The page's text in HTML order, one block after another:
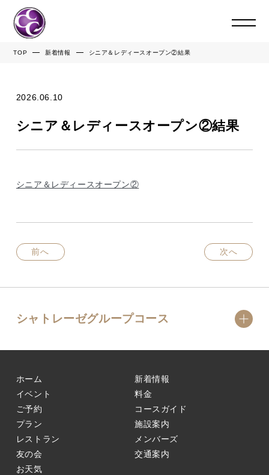
TOP 新着情報 シニア＆レディースオープン②結果
2026.06.10
シニア＆レディースオープン②結果
シニア＆レディースオープン②
前へ 次へ
シャトレーゼグループコース
ホーム
新着情報
イベント
料金
ご予約
コースガイド
プラン
施設案内
レストラン
メンバーズ
友の会
交通案内
お天気